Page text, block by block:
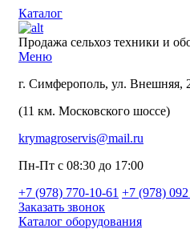
Каталог
Продажа сельхоз техники и
Меню
г. Симферополь, ул. Внешняя,
(11 км. Московского шоссе)
krymagroservis@mail.ru
Пн-Пт с 08:30 до 17:00
+7 (978) 770-10-61 +7 (978)
Заказать звонок
Каталог оборудования